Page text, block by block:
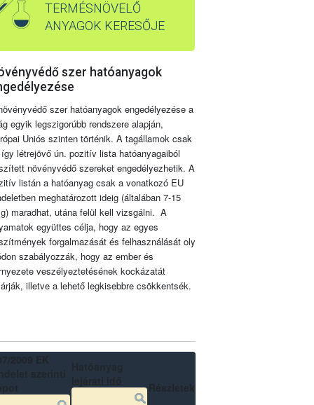
TERMÉSNÖVELŐ
ANYAGOK KERESŐJE
szer hatóanyagok
szer hatóanyagok engedélyezése a
egyik legszigorúbb rendszere alapján,
Uniós szinten történik. A tagállamok csak
létrejövő ún. pozitív lista hatóanyagaiból
növényvédő szereket engedélyezhetik. A
listán a hatóanyag csak a vonatkozó EU
meghatározott ideig (általában 7-15
maradhat, utána felül kell vizsgálni. A
együttes célja, hogy az egyes
forgalmazását és felhasználását oly
szabályozzák, hogy az ember és
veszélyeztetésének kockázatát
illetve a lehető legkisebbre csökkentsék.